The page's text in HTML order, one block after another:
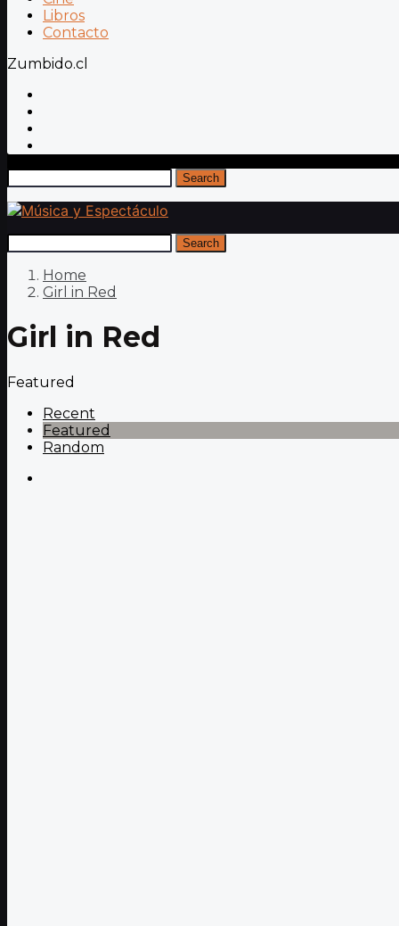
Libros
Contacto
Zumbido.cl
Search
Search
Home
Girl in Red
Girl in Red
Featured
Recent
Featured
Random